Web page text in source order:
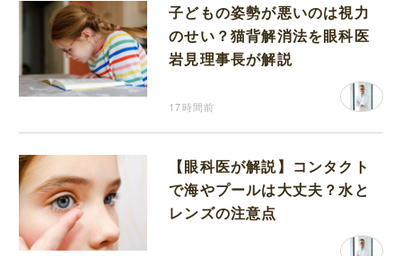
子どもの姿勢が悪いのは視力
のせい？猫背解消法を眼科医
岩見理事長が解説
17時間前
【眼科医が解説】コンタクト
で海やプールは大丈夫？水と
レンズの注意点